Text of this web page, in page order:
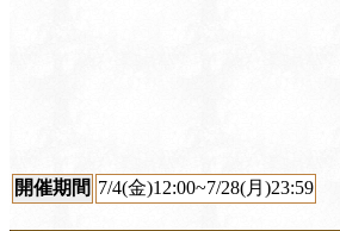
開催期間 7/4(金)12:00~7/28(月)23:59